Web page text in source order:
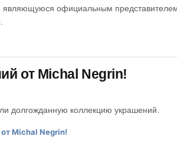
являющуюся официальным
от Michal Negrin!
долгожданную коллекцию украшений.